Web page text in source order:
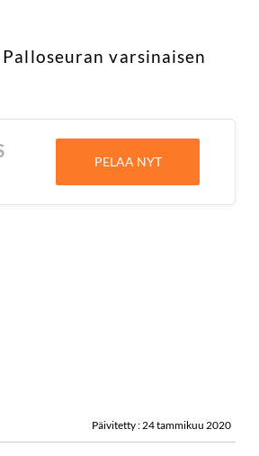
varsinaisen
PELAA NYT
Päivitetty : 24 tammikuu 2020